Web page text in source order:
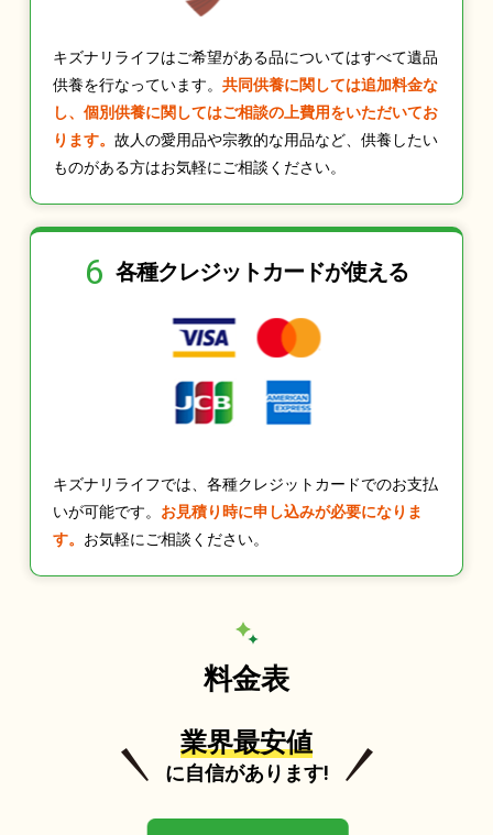
キズナリライフはご希望がある品についてはすべて遺品
供養を行なっています。 共同供養に関しては追加料金な
し、個別供養に関してはご相談の上費用をいただいてお
ります。 故人の愛用品や宗教的な用品など、供養したい
ものがある方はお気軽にご相談ください。
6 各種クレジットカードが使える
キズナリライフでは、各種クレジットカードでのお支払
いが可能です。 お見積り時に申し込みが必要になりま
す。 お気軽にご相談ください。
料金表
業界最安値
に自信があります!